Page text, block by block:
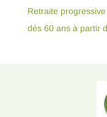
Retraite
dés 60 ans à partir